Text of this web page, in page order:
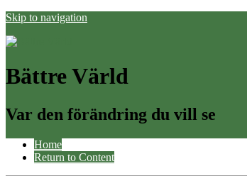
Skip to navigation
Bättre Värld
Var den förändring du vill se
Home
Return to Content